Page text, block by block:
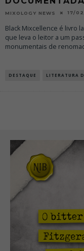
MIXOLOGY NEWS 17/
Black Mixcellence é livro
que leva o leitor a um
monumentais de
DESTAQUE LITERATURA